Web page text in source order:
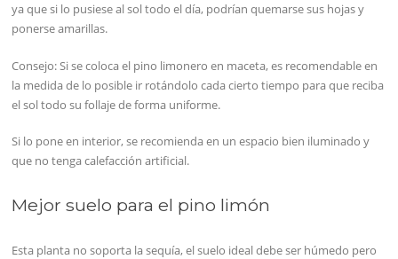
ya que si lo pusiese al sol todo el día, podrían quemarse sus hojas y
ponerse amarillas.
Consejo: Si se coloca el pino limonero en maceta, es recomendable en
la medida de lo posible ir rotándolo cada cierto tiempo para que reciba
el sol todo su follaje de forma uniforme.
Si lo pone en interior, se recomienda en un espacio bien iluminado y
que no tenga calefacción artificial.
Mejor suelo para el pino limón
Esta planta no soporta la sequía, el suelo ideal debe ser húmedo pero